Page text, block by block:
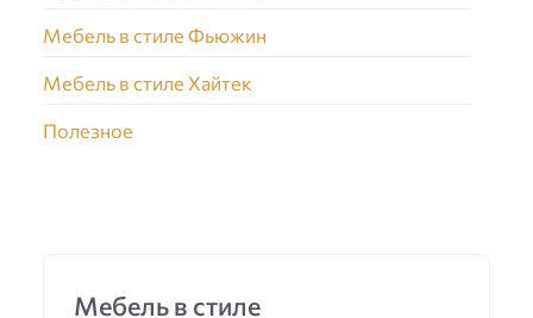
Мебель в стиле Фьюжин
Мебель в стиле Хайтек
Полезное
Мебель в стиле